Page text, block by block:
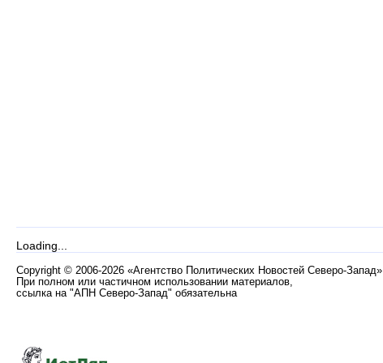
Loading...
Copyright © 2006-2026 «Агентство Политических Новостей Северо-Запад»
При полном или частичном использовании материалов,
ссылка на "АПН Северо-Запад" обязательна